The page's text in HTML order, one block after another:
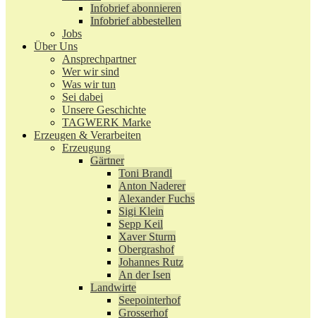
Infobrief abonnieren
Infobrief abbestellen
Jobs
Über Uns
Ansprechpartner
Wer wir sind
Was wir tun
Sei dabei
Unsere Geschichte
TAGWERK Marke
Erzeugen & Verarbeiten
Erzeugung
Gärtner
Toni Brandl
Anton Naderer
Alexander Fuchs
Sigi Klein
Sepp Keil
Xaver Sturm
Obergrashof
Johannes Rutz
An der Isen
Landwirte
Seepointerhof
Grosserhof